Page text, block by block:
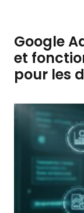
Google
et
pour les